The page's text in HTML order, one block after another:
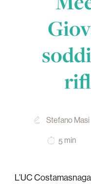
Stefano Masi
5 min
L’UC